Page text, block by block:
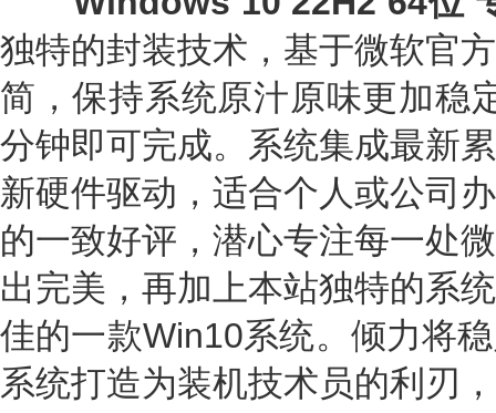
独特的封装技术，基于微软官
简，保持系统原汁原味更加稳
分钟即可完成。系统集成最新
新硬件驱动，适合个人或公司
的一致好评，潜心专注每一处
出完美，再加上本站独特的系
佳的一款Win10系统。倾力将
系统打造为装机技术员的利刃